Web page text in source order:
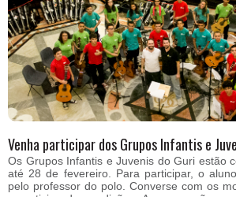
Venha participar dos Grupos Infantis e
Os Grupos Infantis e Juvenis do Guri estão
até 28 de fevereiro. Para participar, o
pelo professor do polo. Converse com os